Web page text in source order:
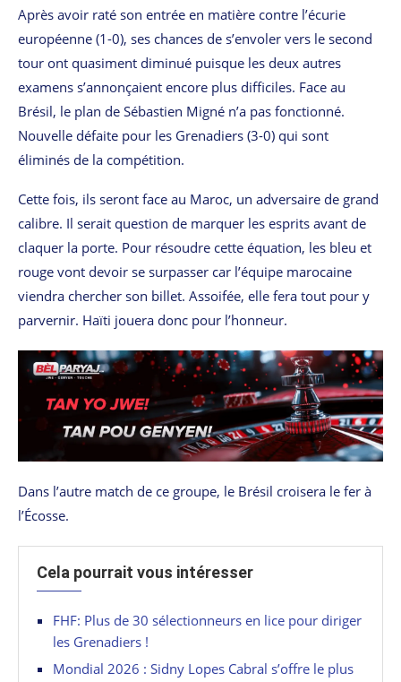
Après avoir raté son entrée en matière contre l’écurie
européenne (1-0), ses chances de s’envoler vers le second
tour ont quasiment diminué puisque les deux autres
examens s’annonçaient encore plus difficiles. Face au
Brésil, le plan de Sébastien Migné n’a pas fonctionné.
Nouvelle défaite pour les Grenadiers (3-0) qui sont
éliminés de la compétition.
Cette fois, ils seront face au Maroc, un adversaire de grand
calibre. Il serait question de marquer les esprits avant de
claquer la porte. Pour résoudre cette équation, les bleu et
rouge vont devoir se surpasser car l’équipe marocaine
viendra chercher son billet. Assoifée, elle fera tout pour y
parvernir. Haïti jouera donc pour l’honneur.
Dans l’autre match de ce groupe, le Brésil croisera le fer à
l’Écosse.
Cela pourrait vous intéresser
FHF: Plus de 30 sélectionneurs en lice pour diriger
les Grenadiers !
Mondial 2026 : Sidny Lopes Cabral s’offre le plus